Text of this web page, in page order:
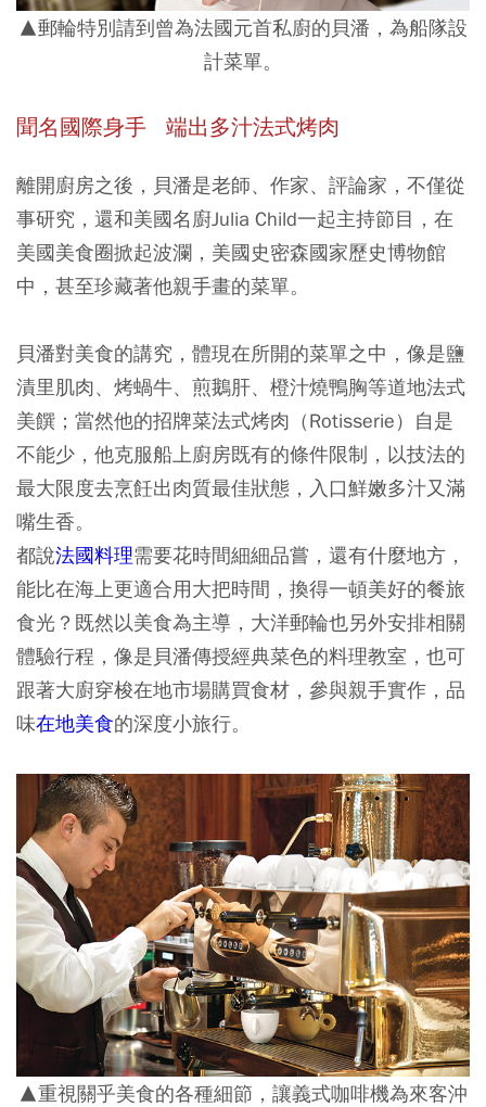
▲郵輪特別請到曾為法國元首私廚的貝潘，為船隊設
計菜單。
聞名國際身手 端出多汁法式烤肉
離開廚房之後，貝潘是老師、作家、評論家，不僅從
事研究，還和美國名廚Julia Child一起主持節目，在
美國美食圈掀起波瀾，美國史密森國家歷史博物館
中，甚至珍藏著他親手畫的菜單。
貝潘對美食的講究，體現在所開的菜單之中，像是鹽
漬里肌肉、烤蝸牛、煎鵝肝、橙汁燒鴨胸等道地法式
美饌；當然他的招牌菜法式烤肉（Rotisserie）自是
不能少，他克服船上廚房既有的條件限制，以技法的
最大限度去烹飪出肉質最佳狀態，入口鮮嫩多汁又滿
嘴生香。
都說法國料理需要花時間細細品嘗，還有什麼地方，
能比在海上更適合用大把時間，換得一頓美好的餐旅
食光？既然以美食為主導，大洋郵輪也另外安排相關
體驗行程，像是貝潘傳授經典菜色的料理教室，也可
跟著大廚穿梭在地市場購買食材，參與親手實作，品
味在地美食的深度小旅行。
▲重視關乎美食的各種細節，讓義式咖啡機為來客沖